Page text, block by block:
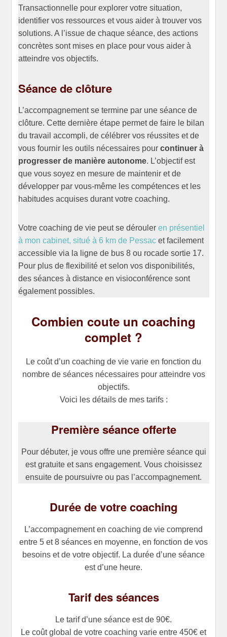
Transactionnelle pour explorer votre situation,
identifier vos ressources et vous aider à trouver vos
solutions. A l’issue de chaque séance, des actions
concrètes sont mises en place pour vous aider à
atteindre vos objectifs.
Séance de clôture
L’accompagnement se termine par une séance de
clôture. Cette dernière étape permet de faire le bilan
du travail accompli, de célébrer vos réussites et de
vous fournir les outils nécessaires pour continuer à
progresser de manière autonome. L’objectif est
que vous soyez en mesure de maintenir et de
développer par vous-même les compétences et les
habitudes acquises durant votre coaching.
Votre coaching de vie peut se dérouler en présentiel
à mon cabinet, situé à 6 km de Pessacet facilement
accessible via la ligne de bus 8 ou rocade sortie 17.
Pour plus de flexibilité et selon vos disponibilités,
des séances à distance en visioconférence sont
également possibles.
Combien coute un coaching
complet ?
Le coût d’un coaching de vie varie en fonction du
nombre de séances nécessaires pour atteindre vos
objectifs.
Voici les détails de mes tarifs :
Première séance offerte
Pour débuter, je vous offre une première séance qui
est gratuite et sans engagement. Vous choisissez
ensuite de poursuivre ou pas l’accompagnement.
Durée de votre coaching
L’accompagnement en coaching de vie comprend
entre 5 et 8 séances en moyenne, en fonction de vos
besoins et de votre objectif. La durée d’une séance
est d’une heure.
Tarif des séances
Le tarif d’une séance est de 90€.
Le coût global de votre coaching varie entre 450€ et